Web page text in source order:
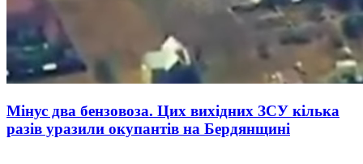
Мінус два бензовоза. Цих вихідних ЗСУ кілька
разів уразили окупантів на Бердянщині